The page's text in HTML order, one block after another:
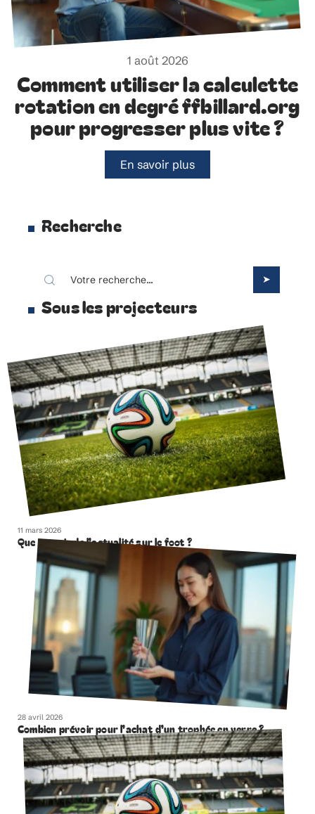
1 août 2026
Comment utiliser la calculette
rotation en degré ffbillard.org
pour progresser plus vite ?
En savoir plus
Recherche
Sous les projecteurs
11 mars 2026
Que retenir de l’actualité sur le foot ?
28 avril 2026
Combien prévoir pour l’achat d’un trophée en verre ?